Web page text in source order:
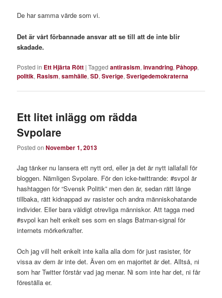
De har samma värde som vi.
Det är vårt förbannade ansvar att se till att de inte blir
skadade.
Posted in Ett Hjärta Rött |Tagged antirasism,invandring, Påhopp,
politik, Rasism,samhälle,SD,Sverige,Sverigedemokraterna
Ett litet inlägg om rädda
Svpolare
Posted onNovember 1, 2013
Jag tänker nu lansera ett nytt ord, eller ja det är nytt iallafall för
bloggen. Nämligen Svpolare. För den icke-twittrande: #svpol är
hashtaggen för “Svensk Politik” men den är, sedan rätt länge
tillbaka, rätt kidnappad av rasister och andra människohatande
individer. Eller bara väldigt otrevliga människor. Att tagga med
#svpol kan helt enkelt ses som en slags Batman-signal för
internets mörkerkrafter.
Och jag vill helt enkelt inte kalla alla dom för just rasister, för
vissa av dem är inte det. Även om en majoritet är det. Alltså, ni
som har Twitter förstår vad jag menar. Ni som inte har det, ni får
föreställa er.